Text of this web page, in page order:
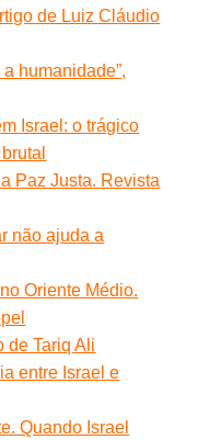
de Luiz Cláudio
humanidade”,
Israel: o trágico
Paz Justa. Revista
não ajuda a
Oriente Médio.
de Tariq Ali
entre Israel e
Quando Israel